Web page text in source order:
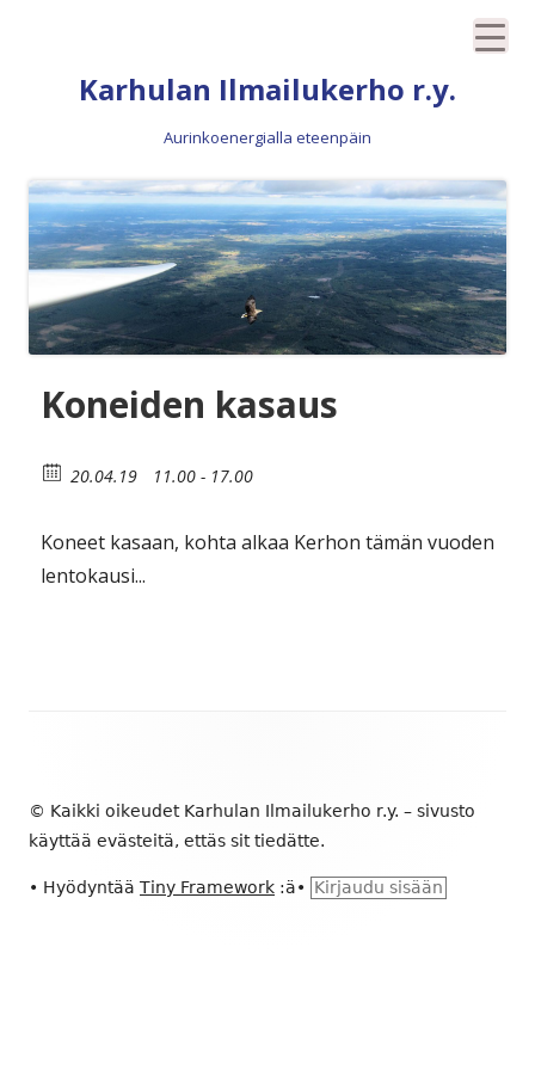
Karhulan Ilmailukerho r.y.
Aurinkoenergialla eteenpäin
Koneiden kasaus
20.04.19 11.00 - 17.00
Koneet kasaan, kohta alkaa Kerhon tämän vuoden
lentokausi...
© Kaikki oikeudet Karhulan Ilmailukerho r.y. – sivusto
käyttää evästeitä, ettäs sit tiedätte.
• Hyödyntää Tiny Framework :ä• Kirjaudu sisään